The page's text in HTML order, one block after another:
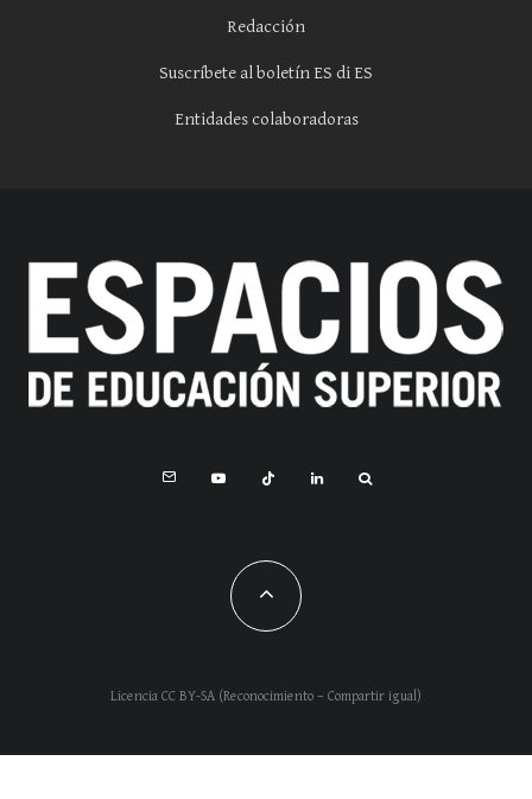
Redacción
Suscríbete al boletín ES di ES
Entidades colaboradoras
Licencia CC BY-SA (Reconocimiento – Compartir igual)